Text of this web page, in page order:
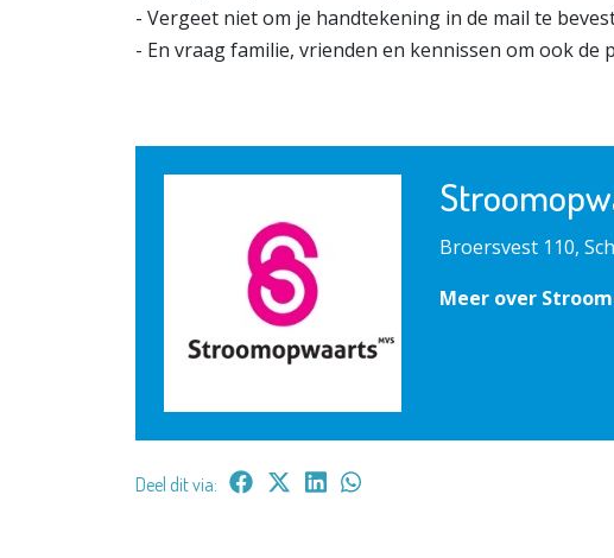
- Vergeet niet om je handtekening in de mail te
- En vraag familie, vrienden en kennissen om ook de
Broersvest 110,
Meer over
Deel dit via: